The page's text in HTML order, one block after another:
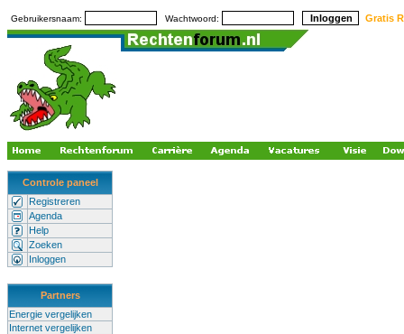
Gebruikersnaam: Wachtwoord: Gratis
Controle paneel
Registreren
Agenda
Help
Zoeken
Inloggen
Partners
Energie vergelijken
Internet vergelijken